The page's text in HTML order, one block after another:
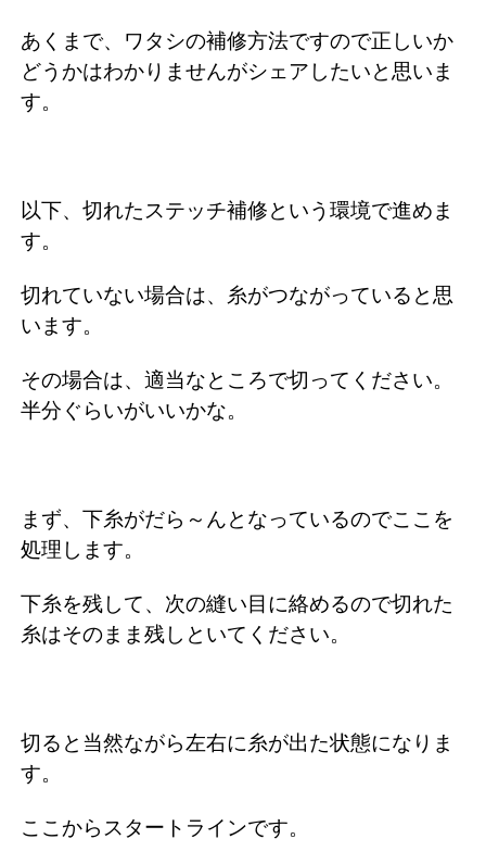
あくまで、ワタシの補修方法ですので正しいか
どうかはわかりませんがシェアしたいと思いま
す。
以下、切れたステッチ補修という環境で進めま
す。
切れていない場合は、糸がつながっていると思
います。
その場合は、適当なところで切ってください。
半分ぐらいがいいかな。
まず、下糸がだら～んとなっているのでここを
処理します。
下糸を残して、次の縫い目に絡めるので切れた
糸はそのまま残しといてください。
切ると当然ながら左右に糸が出た状態になりま
す。
ここからスタートラインです。